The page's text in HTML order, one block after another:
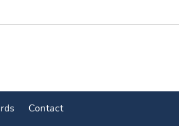
Contact